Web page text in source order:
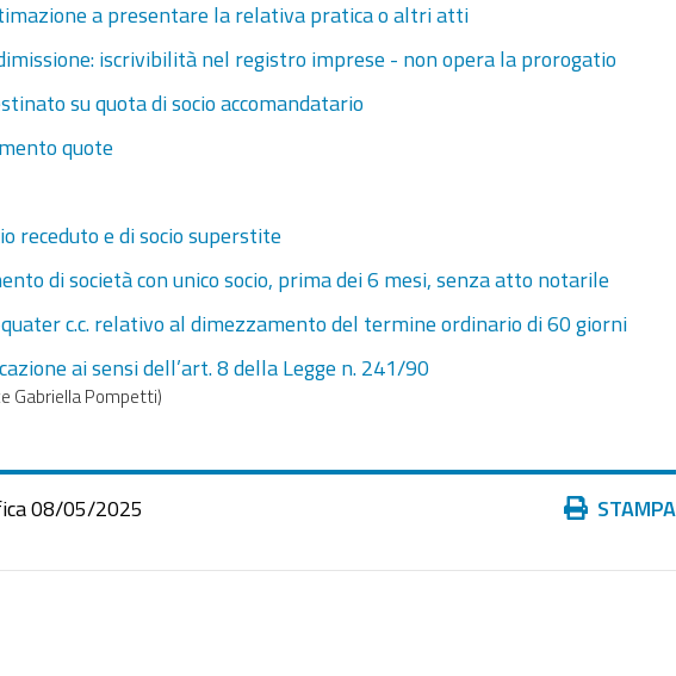
a presentare la relativa pratica o altri atti
iscrivibilità nel registro imprese - non opera la prorogatio
su quota di socio accomandatario
quote
receduto e di socio superstite
di società con unico socio, prima dei 6 mesi, senza atto notarile
c.c. relativo al dimezzamento del termine ordinario di 60 giorni
ai sensi dell’art. 8 della Legge n. 241/90
Gabriella Pompetti)
Azioni
documento
STAMPA
08/05/2025